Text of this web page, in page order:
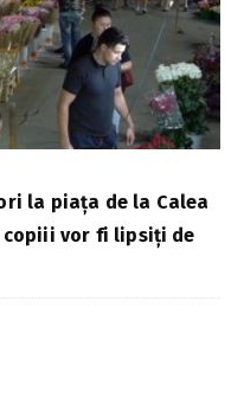
la piața de la Calea
copiii vor fi lipsiți de